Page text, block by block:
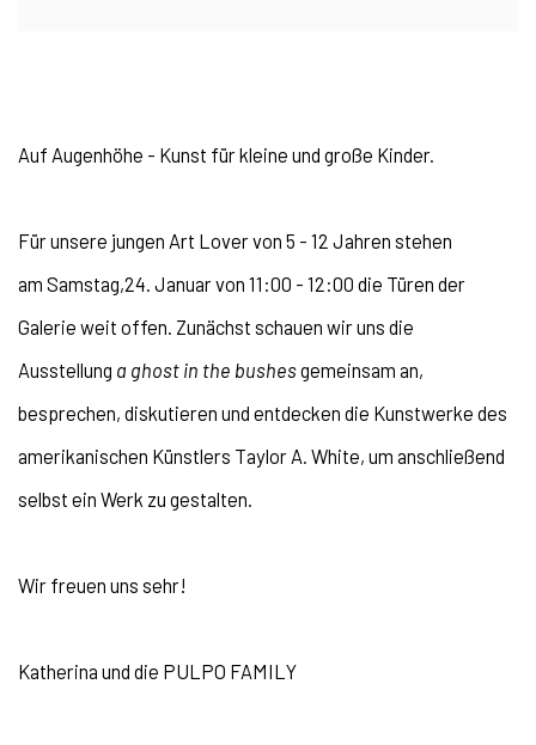
Auf Augenhöhe - Kunst für kleine und große Kinder.
Für unsere jungen Art Lover von 5 - 12 Jahren stehen
am Samstag,24. Januar von 11:00 - 12:00 die Türen der
Galerie weit offen. Zunächst schauen wir uns die
Ausstellung a ghost in the bushesgemeinsam an,
besprechen, diskutieren und entdecken die Kunstwerke des
amerikanischen Künstlers Taylor A. White, um anschließend
selbst ein Werk zu gestalten.
Wir freuen uns sehr!
Katherina und die PULPO FAMILY